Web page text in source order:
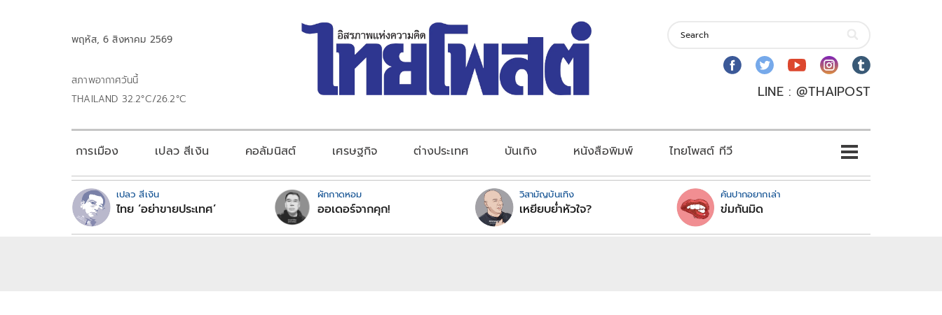
พฤหัส, 6 สิงหาคม 2569
สภาพอากาศวันนี้
THAILAND 32.2°C/26.2°C
LINE : @THAIPOST
การเมือง เปลว สีเงิน คอลัมนิสต์ เศรษฐกิจ ต่างประเทศ บันเทิง หนังสือพิมพ์ ไทยโพสต์ ทีวี
เปลว สีเงิน
ไทย ‘อย่าขายประเทศ’
ผักกาดหอม
ออเดอร์จากคุก!
วิสามัญบันเทิง
เหยียบย่ำหัวใจ?
คันปากอยากเล่า
ข่มกันมิด